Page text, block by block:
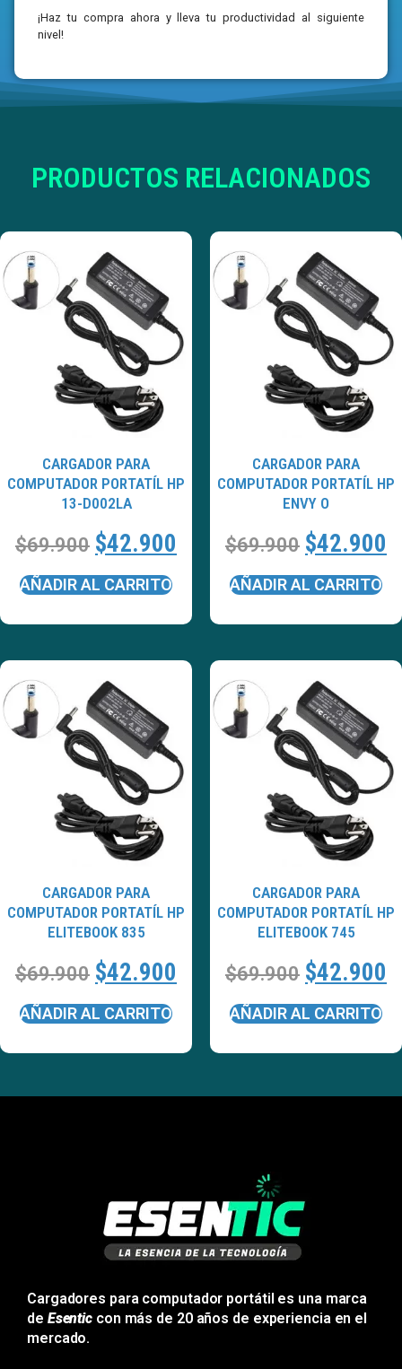
¡Haz tu compra ahora y lleva tu productividad al siguiente
nivel!
PRODUCTOS RELACIONADOS
CARGADOR PARA
COMPUTADOR PORTATÍL HP
13-D002LA
$69.900 $42.900
AÑADIR AL CARRITO
CARGADOR PARA
COMPUTADOR PORTATÍL HP
ENVY O
$69.900 $42.900
AÑADIR AL CARRITO
CARGADOR PARA
COMPUTADOR PORTATÍL HP
ELITEBOOK 835
$69.900 $42.900
AÑADIR AL CARRITO
CARGADOR PARA
COMPUTADOR PORTATÍL HP
ELITEBOOK 745
$69.900 $42.900
AÑADIR AL CARRITO
Cargadores para computador portátil es una marca
de Esentic con más de 20 años de experiencia en el
mercado.